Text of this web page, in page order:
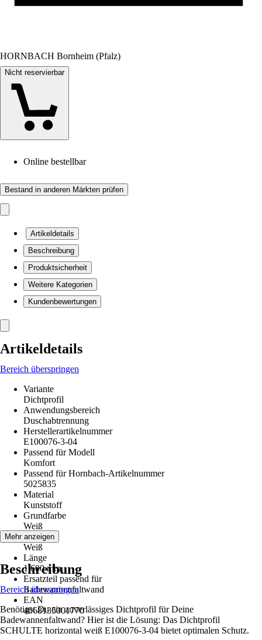
HORNBACH Bornheim (Pfalz)
Nicht reservierbar
Online bestellbar
Bestand in anderen Märkten prüfen
Artikeldetails
Beschreibung
Produktsicherheit
Weitere Kategorien
Kundenbewertungen
Artikeldetails
Bereich überspringen
Variante
Dichtprofil
Anwendungsbereich
Duschabtrennung
Herstellerartikelnummer
E100076-3-04
Passend für Modell
Komfort
Passend für Hornbach-Artikelnummer
5025835
Material
Kunststoff
Grundfarbe
Weiß
Farbton
Weiß
Länge
1.600 mm
Ersatzteil passend für
Badewannenfaltwand
EAN
4068135001770
Mehr anzeigen
Beschreibung
Bereich überspringen
Benötigst Du ein zuverlässiges Dichtprofil für Deine
Badewannenfaltwand? Hier ist die Lösung: Das Dichtprofil
SCHULTE horizontal weiß E100076-3-04 bietet optimalen Schutz.